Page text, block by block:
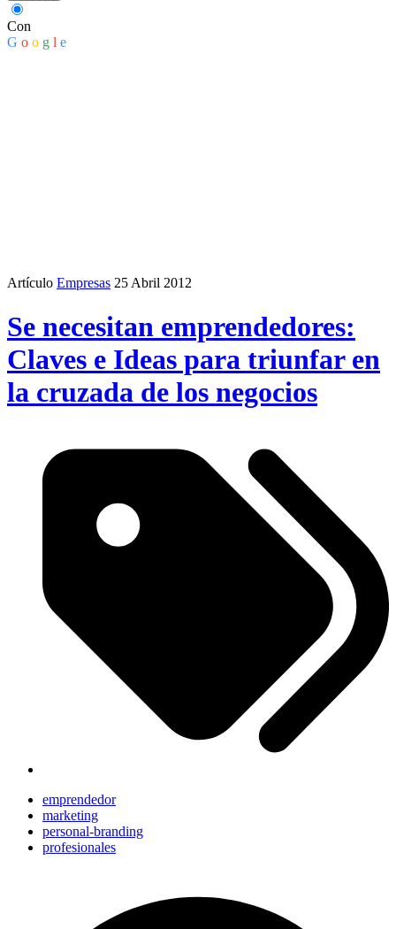
Con
G o o g l e
Artículo Empresas 25 Abril 2012
Se necesitan emprendedores:
Claves e Ideas para triunfar en
la cruzada de los negocios
emprendedor
marketing
personal-branding
profesionales